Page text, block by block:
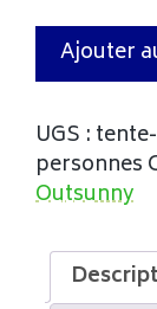
Ajouter
UGS :
personnes
Outsunny